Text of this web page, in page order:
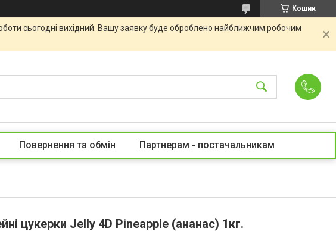
Кошик
сьогодні вихідний. Вашу заявку буде оброблено найближчим робочим
Повернення та обмін Партнерам - постачальникам
цукерки Jelly 4D Pineapple (ананас) 1кг.